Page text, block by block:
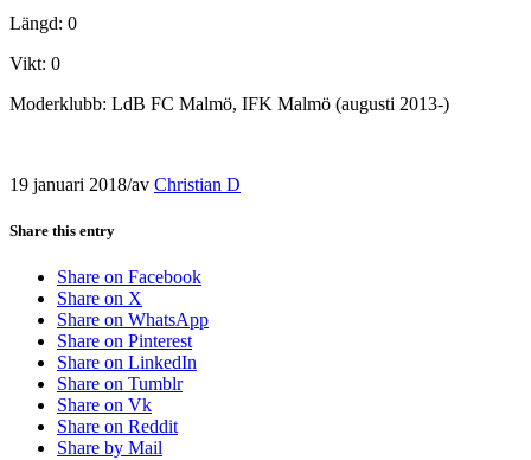
Längd: 0
Vikt: 0
Moderklubb: LdB FC Malmö, IFK Malmö (augusti 2013-)
19 januari 2018/av Christian D
Share this entry
Share on Facebook
Share on X
Share on WhatsApp
Share on Pinterest
Share on LinkedIn
Share on Tumblr
Share on Vk
Share on Reddit
Share by Mail